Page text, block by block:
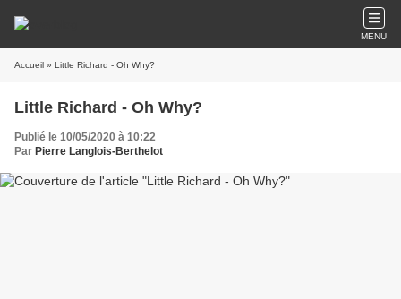
MENU
Accueil » Little Richard - Oh Why?
Little Richard - Oh Why?
Publié le 10/05/2020 à 10:22
Par Pierre Langlois-Berthelot